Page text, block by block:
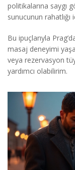
politikalarına saygı
sunucunun rahatlığı
Bu ipuçlarıyla
masaj deneyimi
veya rezervasyon
yardımcı olabilirim.